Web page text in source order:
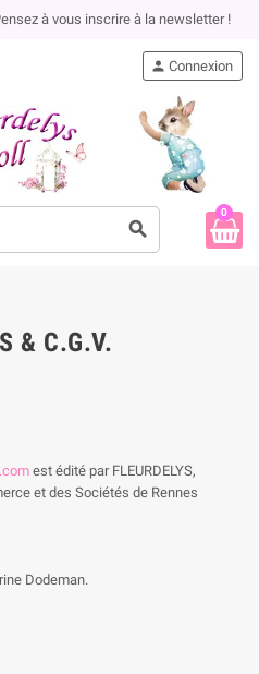
à vous inscrire à la newsletter !
search
person Connexion
0
& C.G.V.
est édité par FLEURDELYS,
et des Sociétés de Rennes
Dodeman.